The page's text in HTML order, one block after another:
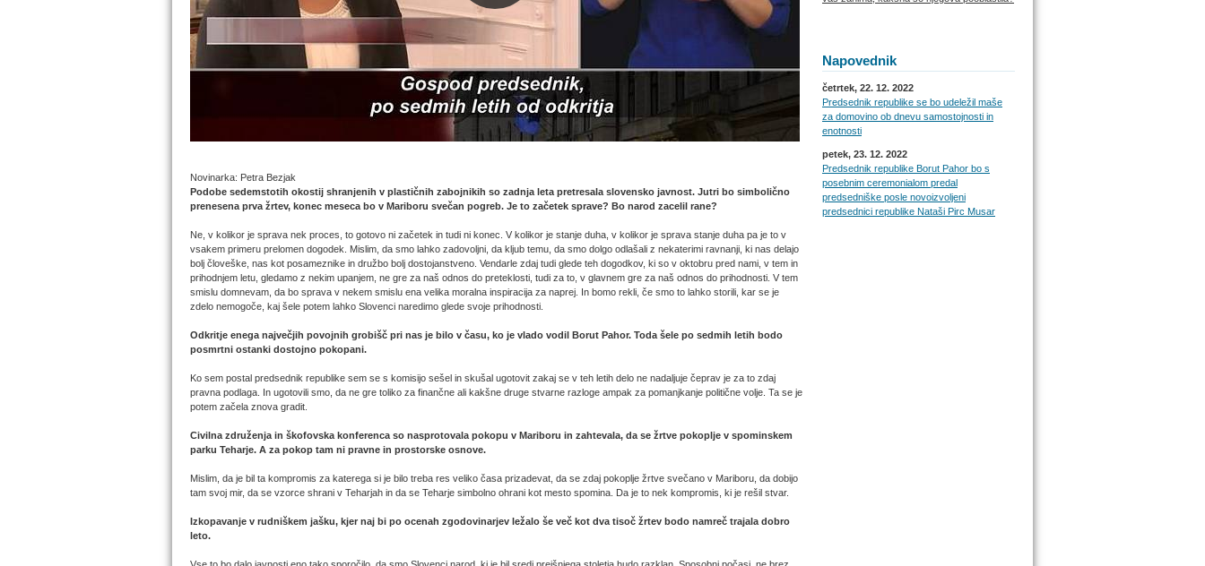
Novinarka: Petra Bezjak
Podobe sedemstotih okostij shranjenih v plastičnih zabojnikih so zadnja leta pretresala slovensko javnost. Jutri bo simbolično
prenesena prva žrtev, konec meseca bo v Mariboru svečan pogreb. Je to začetek sprave? Bo narod zacelil rane?
Ne, v kolikor je sprava nek proces, to gotovo ni začetek in tudi ni konec. V kolikor je stanje duha, v kolikor je sprava stanje duha pa je to v
vsakem primeru prelomen dogodek. Mislim, da smo lahko zadovoljni, da kljub temu, da smo dolgo odlašali z nekaterimi ravnanji, ki nas delajo
bolj človeške, nas kot posameznike in družbo bolj dostojanstveno. Vendarle zdaj tudi glede teh dogodkov, ki so v oktobru pred nami, v tem in
prihodnjem letu, gledamo z nekim upanjem, ne gre za naš odnos do preteklosti, tudi za to, v glavnem gre za naš odnos do prihodnosti. V tem
smislu domnevam, da bo sprava v nekem smislu ena velika moralna inspiracija za naprej. In bomo rekli, če smo to lahko storili, kar se je
zdelo nemogoče, kaj šele potem lahko Slovenci naredimo glede svoje prihodnosti.
Odkritje enega največjih povojnih grobišč pri nas je bilo v času, ko je vlado vodil Borut Pahor. Toda šele po sedmih letih bodo
posmrtni ostanki dostojno pokopani.
Ko sem postal predsednik republike sem se s komisijo sešel in skušal ugotovit zakaj se v teh letih delo ne nadaljuje čeprav je za to zdaj
pravna podlaga. In ugotovili smo, da ne gre toliko za finančne ali kakšne druge stvarne razloge ampak za pomanjkanje politične volje. Ta se je
potem začela znova gradit.
Civilna združenja in škofovska konferenca so nasprotovala pokopu v Mariboru in zahtevala, da se žrtve pokoplje v spominskem
parku Teharje. A za pokop tam ni pravne in prostorske osnove.
Mislim, da je bil ta kompromis za katerega si je bilo treba res veliko časa prizadevat, da se zdaj pokoplje žrtve svečano v Mariboru, da dobijo
tam svoj mir, da se vzorce shrani v Teharjah in da se Teharje simbolno ohrani kot mesto spomina. Da je to nek kompromis, ki je rešil stvar.
Izkopavanje v rudniškem jašku, kjer naj bi po ocenah zgodovinarjev ležalo še več kot dva tisoč žrtev bodo namreč trajala dobro
leto.
Napovednik
četrtek, 22. 12. 2022
Predsednik republike se bo udeležil maše
za domovino ob dnevu samostojnosti in
enotnosti
petek, 23. 12. 2022
Predsednik republike Borut Pahor bo s
posebnim ceremonialom predal
predsedniške posle novoizvoljeni
predsednici republike Nataši Pirc Musar